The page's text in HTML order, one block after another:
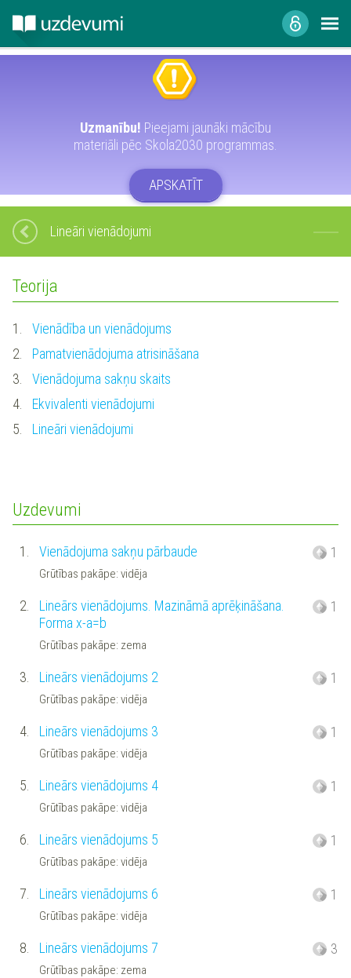
Uzmanību! Pieejami jaunāki mācību
materiāli pēc Skola2030 programmas.
APSKATĪT
Lineāri vienādojumi
Teorija
1.
Vienādība un vienādojums
2.
Pamatvienādojuma atrisināšana
3.
Vienādojuma sakņu skaits
4.
Ekvivalenti vienādojumi
5.
Lineāri vienādojumi
Uzdevumi
1. Vienādojuma sakņu pārbaude
Grūtības pakāpe: vidēja
1
2.
Lineārs vienādojums. Mazināmā aprēķināšana.
Forma x-a=b
Grūtības pakāpe: zema
1
3. Lineārs vienādojums 2
Grūtības pakāpe: vidēja
1
4. Lineārs vienādojums 3
Grūtības pakāpe: vidēja
1
5. Lineārs vienādojums 4
Grūtības pakāpe: vidēja
1
6. Lineārs vienādojums 5
Grūtības pakāpe: vidēja
1
7. Lineārs vienādojums 6
Grūtības pakāpe: vidēja
1
8. Lineārs vienādojums 7
Grūtības pakāpe: zema
3